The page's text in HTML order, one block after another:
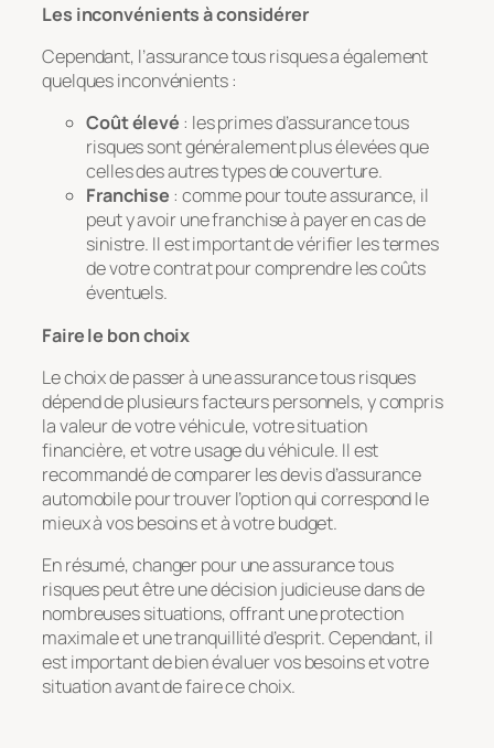
Les inconvénients à considérer
Cependant, l’assurance tous risques a également
quelques inconvénients :
Coût élevé : les primes d’assurance tous
risques sont généralement plus élevées que
celles des autres types de couverture.
Franchise : comme pour toute assurance, il
peut y avoir une franchise à payer en cas de
sinistre. Il est important de vérifier les termes
de votre contrat pour comprendre les coûts
éventuels.
Faire le bon choix
Le choix de passer à une assurance tous risques
dépend de plusieurs facteurs personnels, y compris
la valeur de votre véhicule, votre situation
financière, et votre usage du véhicule. Il est
recommandé de comparer les devis d’assurance
automobile pour trouver l’option qui correspond le
mieux à vos besoins et à votre budget.
En résumé, changer pour une assurance tous
risques peut être une décision judicieuse dans de
nombreuses situations, offrant une protection
maximale et une tranquillité d’esprit. Cependant, il
est important de bien évaluer vos besoins et votre
situation avant de faire ce choix.